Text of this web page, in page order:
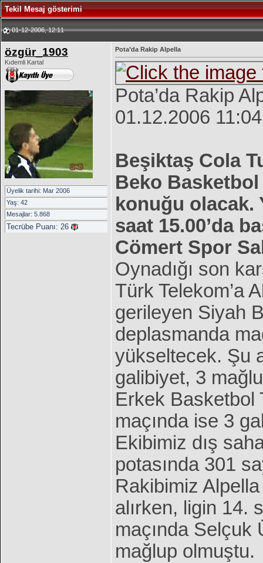
Tekil Mesaj gösterimi
01-12-2006, 12:11
özgür_1903
Kıdemli Kartal
Üyelik tarihi: Mar 2006
Yaş: 42
Mesajlar: 5.868
Tecrübe Puanı: 26
Pota’da Rakip Alpella
Pota’da Rakip
01.12.2006 11:04
Beşiktaş Cola
Beko Basketbol
konuğu olacak.
saat 15.00’da
Cömert Spor
Oynadığı son
Türk Telekom’a
gerileyen Siyah
deplasmanda
yükseltecek. Şu
galibiyet, 3
Erkek Basketbol
maçında ise 3
Ekibimiz dış
potasında 301
Rakibimiz
alırken, ligin 14.
maçında Selçuk
mağlup olmuştu.